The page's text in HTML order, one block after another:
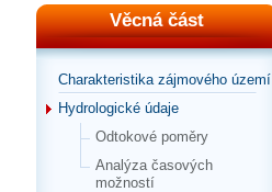
Věcná část
Charakteristika zájmového území
Hydrologické údaje
Odtokové poměry
Analýza časových
možností